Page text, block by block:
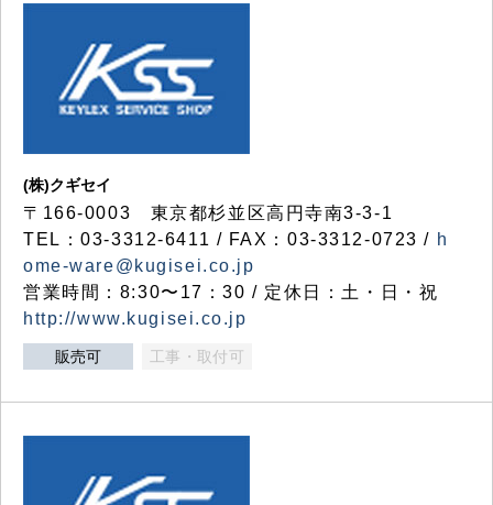
(株)クギセイ
〒166-0003 東京都杉並区高円寺南3-3-1
TEL：03-3312-6411 / FAX：03-3312-0723 / h
ome-ware@kugisei.co.jp
営業時間：8:30〜17：30 / 定休日：土・日・祝
http://www.kugisei.co.jp
販売可 工事・取付可